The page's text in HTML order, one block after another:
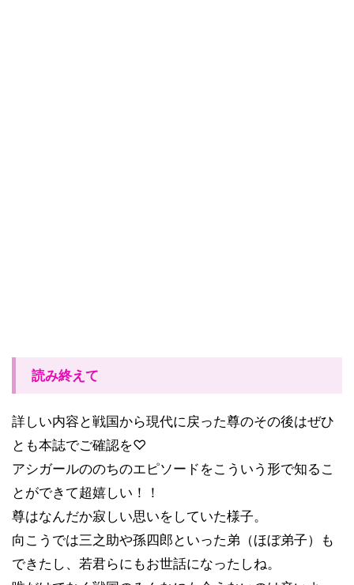
読み終えて
詳しい内容と戦国から現代に戻った尊のその後はぜひ
とも本誌でご確認を♡
アシガールののちのエピソードをこういう形で知るこ
とができて超嬉しい！！
尊はなんだか寂しい思いをしていた様子。
向こうでは三之助や孫四郎といった弟（ほぼ弟子）も
できたし、若君らにもお世話になったしね。